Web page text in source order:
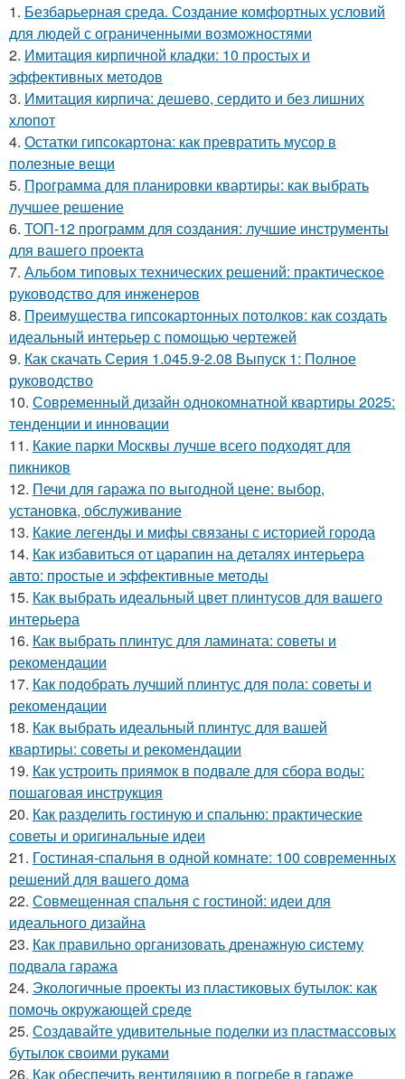
1. Безбарьерная среда. Создание комфортных условий
для людей с ограниченными возможностями
2. Имитация кирпичной кладки: 10 простых и
эффективных методов
3. Имитация кирпича: дешево, сердито и без лишних
хлопот
4. Остатки гипсокартона: как превратить мусор в
полезные вещи
5. Программа для планировки квартиры: как выбрать
лучшее решение
6. ТОП-12 программ для создания: лучшие инструменты
для вашего проекта
7. Альбом типовых технических решений: практическое
руководство для инженеров
8. Преимущества гипсокартонных потолков: как создать
идеальный интерьер с помощью чертежей
9. Как скачать Серия 1.045.9-2.08 Выпуск 1: Полное
руководство
10. Современный дизайн однокомнатной квартиры 2025:
тенденции и инновации
11. Какие парки Москвы лучше всего подходят для
пикников
12. Печи для гаража по выгодной цене: выбор,
установка, обслуживание
13. Какие легенды и мифы связаны с историей города
14. Как избавиться от царапин на деталях интерьера
авто: простые и эффективные методы
15. Как выбрать идеальный цвет плинтусов для вашего
интерьера
16. Как выбрать плинтус для ламината: советы и
рекомендации
17. Как подобрать лучший плинтус для пола: советы и
рекомендации
18. Как выбрать идеальный плинтус для вашей
квартиры: советы и рекомендации
19. Как устроить приямок в подвале для сбора воды:
пошаговая инструкция
20. Как разделить гостиную и спальню: практические
советы и оригинальные идеи
21. Гостиная-спальня в одной комнате: 100 современных
решений для вашего дома
22. Совмещенная спальня с гостиной: идеи для
идеального дизайна
23. Как правильно организовать дренажную систему
подвала гаража
24. Экологичные проекты из пластиковых бутылок: как
помочь окружающей среде
25. Создавайте удивительные поделки из пластмассовых
бутылок своими руками
26. Как обеспечить вентиляцию в погребе в гараже